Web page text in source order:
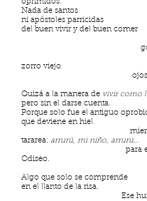
oprimidos.
Nada de santos
ni apóstoles parricidas
del buen vivir y del buen comer
goloso
zorro viejo
ojos
Quizá a la manera de vivir como
pero sin el darse cuenta.
Porque solo fue el antiguo
que deviene en hiel
mientras
tararea: arrurú, mi niño, arrurú…
para el
Odiseo.
Algo que solo se comprende
en el llanto de la risa.
Ese humor